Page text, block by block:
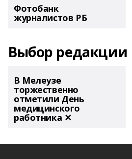
Фотобанк
журналистов РБ
Выбор редакции
В Мелеузе
торжественно
отметили День
медицинского
работника ✕